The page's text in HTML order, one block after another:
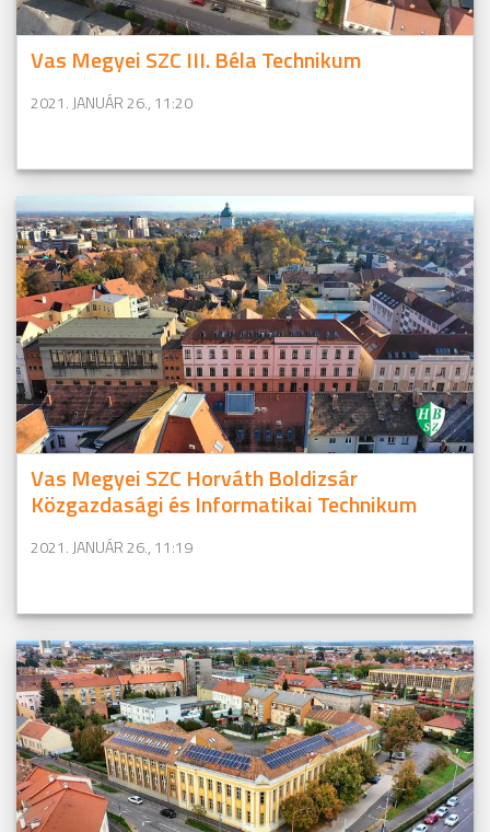
Vas Megyei SZC III. Béla Technikum
2021. JANUÁR 26., 11:20
Vas Megyei SZC Horváth Boldizsár
Közgazdasági és Informatikai Technikum
2021. JANUÁR 26., 11:19